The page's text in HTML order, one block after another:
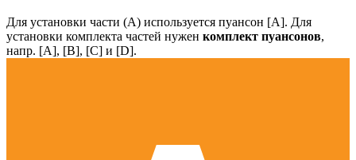
Для установки части (А) используется пуансон [А]. Для
установки комплекта частей нужен комплект пуансонов,
напр. [А], [B], [С] и [D].